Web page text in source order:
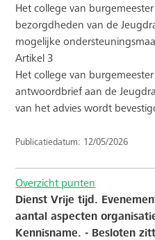
Het college van
bezorgdheden van de
mogelijke
Artikel 3
Het college van
antwoordbrief aan de
van het advies wordt
Publicatiedatum: 12/05/2026
Overzicht punten
Dienst Vrije tijd.
aantal aspecten
Kennisname. - Besloten